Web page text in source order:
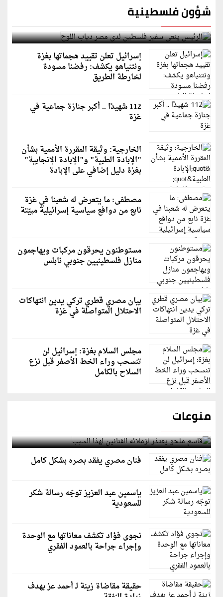
شؤون فلسطينية
الرئيس ينعى سفير فلسطين لدى مصر دياب اللوح
إسرائيل تعلن تقييد هجماتها بغزة
ونتنياهو يكشف: رفضنا مسودة
لخارطة الطريق
112 شهيدًا .. أكبر جنازة جماعية في
غزة
الخارجية: وثيقة المقررة الأممية بشأن
"الإبادة الطبية" و"الإبادة الإنجابية"
بغزة دليل إضافي على الإبادة
مصطفى: ما يتعرض له شعبنا في غزة
نابع من دوافع سياسية إسرائيلية مبيّتة
مستوطنون يحرقون مركبات ويهاجمون
منازل فلسطينيين جنوبي نابلس
بيان مصري قطري تركي يدين انتهاكات
الاحتلال المتواصلة في غزة
مجلس السلام بغزة: إسرائيل لن
تنسحب وراء الخط الأصفر قبل نزع
السلاح بالكامل
منوعات
قاسم ملحو يعتذر لزملائه الفنانين لهذا السبب
فنان مصري يفقد بصره بشكل كامل
ياسمين عبد العزيز توجّه رسالة شكر
للسعودية
نجوى فؤاد تكشف معاناتها مع الوحدة
وإجراء جراحة بالعمود الفقري
حقيقة مقاضاة زينة لـ أحمد عز بهدف